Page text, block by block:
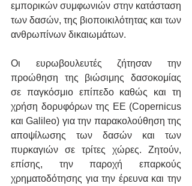
εμπορικών συμφωνιών στην κατάσταση
των δασών, της βιοποικιλότητας και των
ανθρωπίνων δικαιωμάτων.
Οι ευρωβουλευτές ζήτησαν την
προώθηση της βιώσιμης δασοκομίας
σε παγκόσμιο επίπεδο καθώς και τη
χρήση δορυφόρων της ΕΕ (Copernicus
και Galileo) για την παρακολούθηση της
αποψίλωσης των δασών και των
πυρκαγιών σε τρίτες χώρες. Ζητούν,
επίσης, την παροχή επαρκούς
χρηματοδότησης για την έρευνα και την